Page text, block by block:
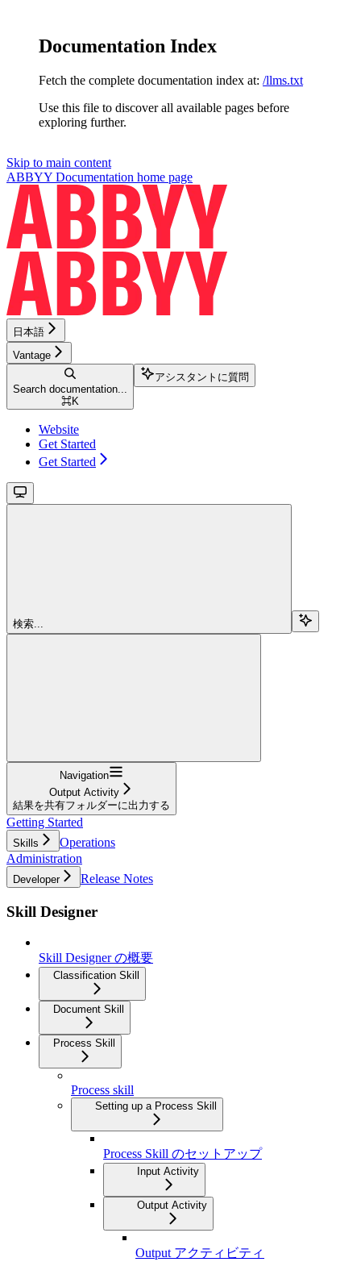
Documentation Index
Fetch the complete documentation index at: /llms.txt
Use this file to discover all available pages before
exploring further.
Skip to main content
ABBYY Documentation home page
日本語
Vantage
Search documentation...
⌘K
アシスタントに質問
Website
Get Started
Get Started
検索...
Navigation
Output Activity
結果を共有フォルダーに出力する
Getting Started
Skills
Operations
Administration
Developer Release Notes
Skill Designer
Skill Designer の概要
Classification Skill
Document Skill
Process Skill
Process skill
Setting up a Process Skill
Process Skill のセットアップ
Input Activity
Output Activity
Output アクティビティ